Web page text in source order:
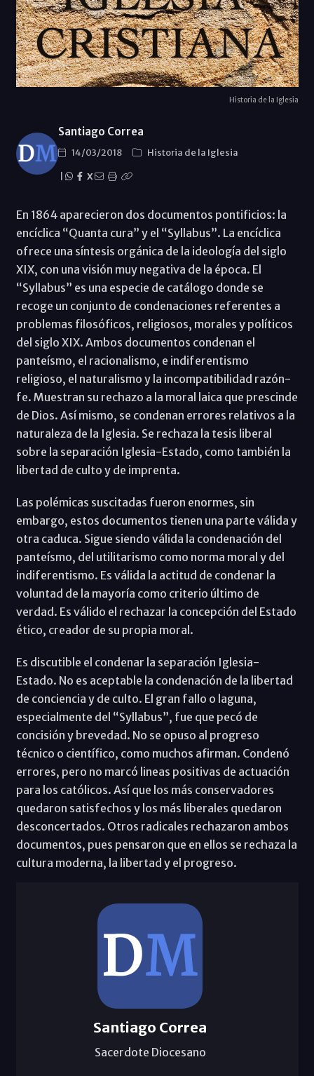
Historia de la Iglesia
Santiago Correa
14/03/2018
Historia de la Iglesia
X
En 1864 aparecieron dos documentos pontificios: la
encíclica “Quanta cura” y el “Syllabus”. La encíclica
ofrece una síntesis orgánica de la ideología del siglo
XIX, con una visión muy negativa de la época. El
“Syllabus” es una especie de catálogo donde se
recoge un conjunto de condenaciones referentes a
problemas filosóficos, religiosos, morales y políticos
del siglo XIX. Ambos documentos condenan el
panteísmo, el racionalismo, e indiferentismo
religioso, el naturalismo y la incompatibilidad razón-
fe. Muestran su rechazo a la moral laica que prescinde
de Dios. Así mismo, se condenan errores relativos a la
naturaleza de la Iglesia. Se rechaza la tesis liberal
sobre la separación Iglesia-Estado, como también la
libertad de culto y de imprenta.
Las polémicas suscitadas fueron enormes, sin
embargo, estos documentos tienen una parte válida y
otra caduca. Sigue siendo válida la condenación del
panteísmo, del utilitarismo como norma moral y del
indiferentismo. Es válida la actitud de condenar la
voluntad de la mayoría como criterio último de
verdad. Es válido el rechazar la concepción del Estado
ético, creador de su propia moral.
Es discutible el condenar la separación Iglesia-
Estado. No es aceptable la condenación de la libertad
de conciencia y de culto. El gran fallo o laguna,
especialmente del “Syllabus”, fue que pecó de
concisión y brevedad. No se opuso al progreso
técnico o científico, como muchos afirman. Condenó
errores, pero no marcó lineas positivas de actuación
para los católicos. Así que los más conservadores
quedaron satisfechos y los más liberales quedaron
desconcertados. Otros radicales rechazaron ambos
documentos, pues pensaron que en ellos se rechaza la
cultura moderna, la libertad y el progreso.
Santiago Correa
Sacerdote Diocesano